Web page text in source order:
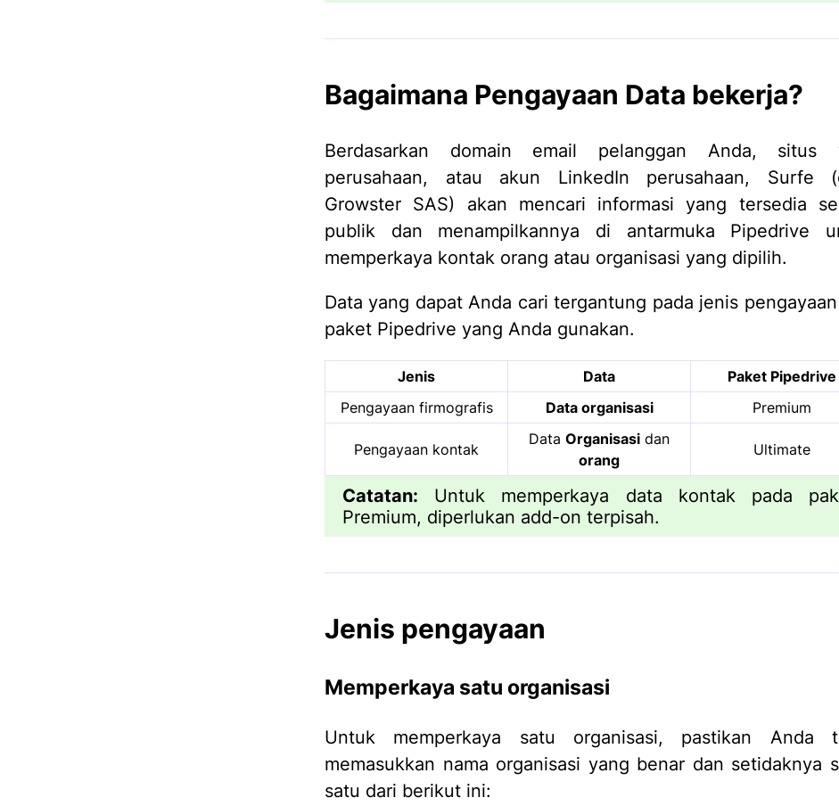
Bagaimana Pengayaan Data bekerja?
Berdasarkan domain email pelanggan Anda, situs
perusahaan, atau akun LinkedIn perusahaan, Surfe
Growster SAS) akan mencari informasi yang tersedia
publik dan menampilkannya di antarmuka Pipedrive
memperkaya kontak orang atau organisasi yang dipilih.
Data yang dapat Anda cari tergantung pada jenis
paket Pipedrive yang Anda gunakan.
Jenis Data
Paket Pipedrive
Pengayaan firmografis
Data organisasi Premium
Pengayaan kontak
Data Organisasi dan
orang
Ultimate
Catatan: Untuk memperkaya data kontak pada
Premium, diperlukan add-on terpisah.
Jenis pengayaan
Memperkaya satu organisasi
Untuk memperkaya satu organisasi, pastikan Anda
memasukkan nama organisasi yang benar dan setidaknya
satu dari berikut ini: